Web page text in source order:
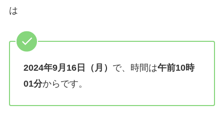
は
2024年9月16日（月） で、時間は午前10時
01分からです。